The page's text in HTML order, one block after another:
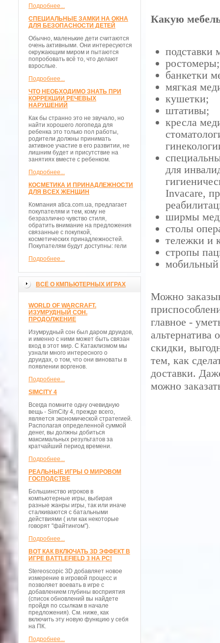
Подробнее...
СПЕЦИАЛЬНЫЕ ЗАМКИ НА ОКНА
ДЛЯ БЕЗОПАСНОСТИ ДЕТЕЙ
Обычно, маленькие дети считаются
очень активными. Они интересуются
окружающим миром и пытаются
попробовать всё то, что делают
взрослые.
Подробнее...
ЧТО НЕОБХОДИМО ЗНАТЬ ПРИ
КОРРЕКЦИИ РЕЧЕВЫХ
НАРУШЕНИЙ
Как бы странно это не звучало, но
найти хорошего логопеда для
ребенка это только пол работы,
родители должны принимать
активное участие в его развитии, не
лишним будет и присутствие на
занятиях вместе с ребенком.
Подробнее...
КОСМЕТИКА И ПРИНАДЛЕЖНОСТИ
ДЛЯ ВСЕХ ЖЕНЩИН
Компания atica.com.ua, предлагает
покупателям и тем, кому не
безразлично чувство стиля,
обратить внимание на предложения
связанные с покупкой,
косметических принадлежностей.
Покупателям будут доступны: гели
Подробнее...
ВСЁ О КМПЬЮТЕРНЫХ ИГРАХ
WORLD OF WARCRAFT.
ИЗУМРУДНЫЙ СОН.
ПРОДОЛЖЕНИЕ
Изумрудный сон был даром друидов,
и именно с ними может быть связан
вход в этот мир. С Катаклизмом мы
узнали много интересного о
друидах, о том, что они виноваты в
появлении воргенов.
Подробнее...
SIMCITY 4
Всегда помните одну очевидную
вещь - SimCity 4, прежде всего,
является экономической стратегией.
Располагая определенной суммой
денег, вы должны добиться
максимальных результатов за
кратчайший период времени.
Подробнее...
РЕАЛЬНЫЕ ИГРЫ О МИРОВОМ
ГОСПОДСТВЕ
Большинство игроков в
компьютерные игры, выбирая
разные жанры игры, так или иначе
сталкиваются с батальными
действиями ( или как некоторые
говорят "файтингом").
Подробнее...
ВОТ КАК ВКЛЮЧАТЬ 3D ЭФФЕКТ В
ИГРЕ BATTLEFIELD 3 НА PC!
Stereoscopic 3D добавляет новое
измерение в игровой процесс и
позволяет воевать в игре с
добавлением глубины восприятия
(список обновлений вы найдете
пройдя по ссылкам в начале
предложения). См. ниже, как
включить эту новую функцию у себя
на ПК.
Подробнее...
Какую
подставки
ростомеры;
банкетки
мягкая
кушетки;
штативы;
кресла
для
Invacare,
ширмы
столы
тележки и
стропы
Можно
главное -
альтернатива
скидки,
тем, как
доставки.
можно